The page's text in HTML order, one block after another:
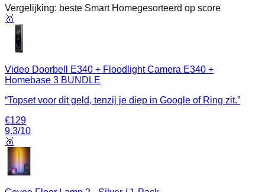
Vergelijking: beste Smart Homegesorteerd op score
🥇
Video Doorbell E340 + Floodlight Camera E340 +
Homebase 3 BUNDLE
“Topset voor dit geld, tenzij je diep in Google of Ring zit.”
€129
9.3/10
🥈